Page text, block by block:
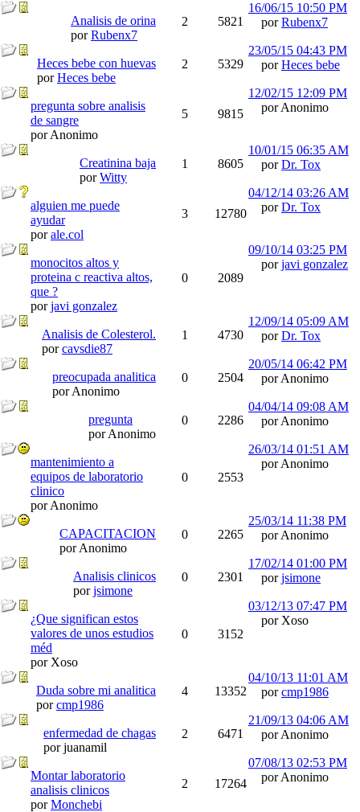
Analisis de orina
porRubenx7
2 5821
16/06/15 10:50 PM
porRubenx7
Heces bebe con huevas
porHeces bebe
2 5329
23/05/15 04:43 PM
porHeces bebe
pregunta sobre analisis
de sangre
por Anonimo
5 9815
12/02/15 12:09 PM
por Anonimo
Creatinina baja
porWitty
1 8605
10/01/15 06:35 AM
porDr. Tox
alguien me puede
ayudar
porale.col
3 12780
04/12/14 03:26 AM
porDr. Tox
monocitos altos y
proteina c reactiva altos,
que ?
porjavi gonzalez
0 2089
09/10/14 03:25 PM
porjavi gonzalez
Analisis de Colesterol.
porcavsdie87
1 4730
12/09/14 05:09 AM
porDr. Tox
preocupada analitica
por Anonimo
0 2504
20/05/14 06:42 PM
por Anonimo
pregunta
por Anonimo
0 2286
04/04/14 09:08 AM
por Anonimo
mantenimiento a
equipos de laboratorio
clinico
por Anonimo
0 2553
26/03/14 01:51 AM
por Anonimo
CAPACITACION
por Anonimo
0 2265
25/03/14 11:38 PM
por Anonimo
Analisis clinicos
porjsimone
0 2301
17/02/14 01:00 PM
porjsimone
¿Que significan estos
valores de unos estudios
méd
por Xoso
0 3152
03/12/13 07:47 PM
por Xoso
Duda sobre mi analitica
porcmp1986
4 13352
04/10/13 11:01 AM
porcmp1986
enfermedad de chagas
por juanamil
2 6471
21/09/13 04:06 AM
por Anonimo
Montar laboratorio
analisis clinicos
porMonchebi
2 17264
07/08/13 02:53 PM
por Anonimo